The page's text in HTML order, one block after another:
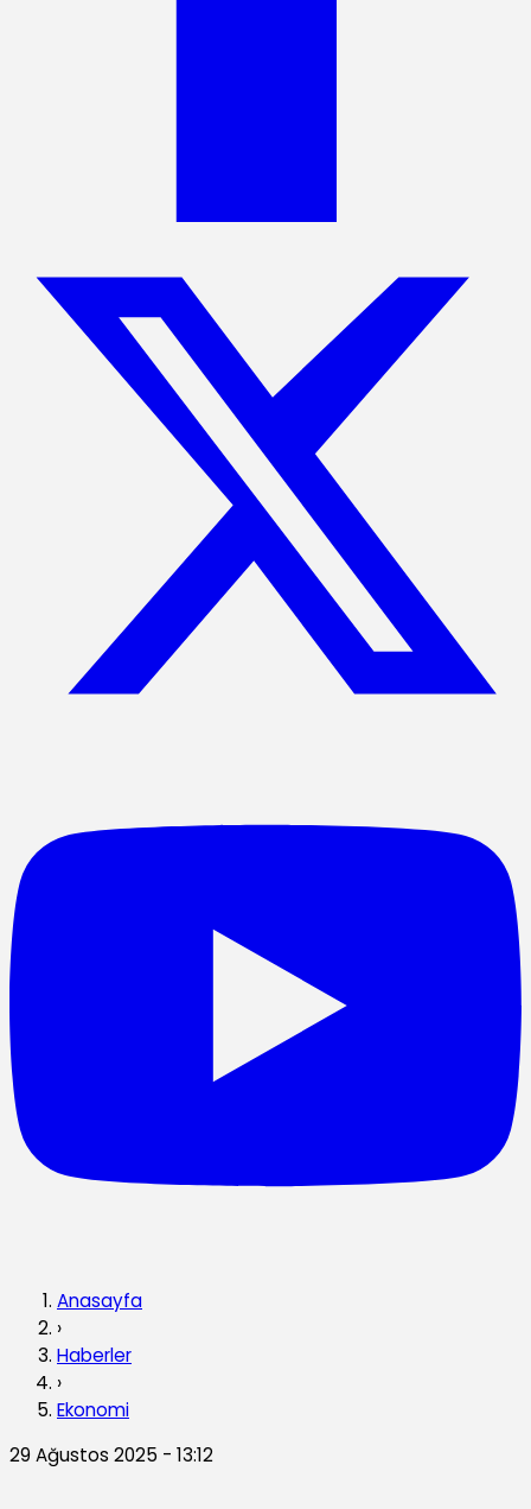
Anasayfa
›
Haberler
›
Ekonomi
29 Ağustos 2025 - 13:12